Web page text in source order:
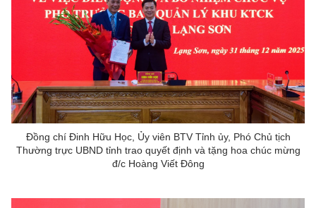
Đồng chí Đinh Hữu Học, Ủy viên BTV Tỉnh ủy, Phó Chủ tịch
Thường trực UBND tỉnh trao quyết định và tặng hoa chúc mừng
đ/c Hoàng Viết Đông